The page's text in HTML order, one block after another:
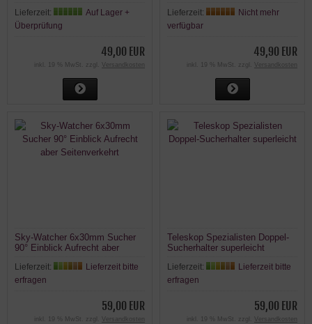
Lieferzeit:
Auf Lager +
Überprüfung
49,00 EUR
inkl. 19 % MwSt. zzgl. Versandkosten
Lieferzeit:
Nicht mehr
verfügbar
49,90 EUR
inkl. 19 % MwSt. zzgl. Versandkosten
Sky-Watcher 6x30mm Sucher
90° Einblick Aufrecht aber
Lieferzeit:
Lieferzeit bitte
erfragen
59,00 EUR
inkl. 19 % MwSt. zzgl. Versandkosten
Teleskop Spezialisten Doppel-
Sucherhalter superleicht
Lieferzeit:
Lieferzeit bitte
erfragen
59,00 EUR
inkl. 19 % MwSt. zzgl. Versandkosten